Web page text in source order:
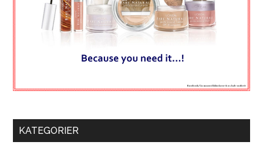
KATEGORIER